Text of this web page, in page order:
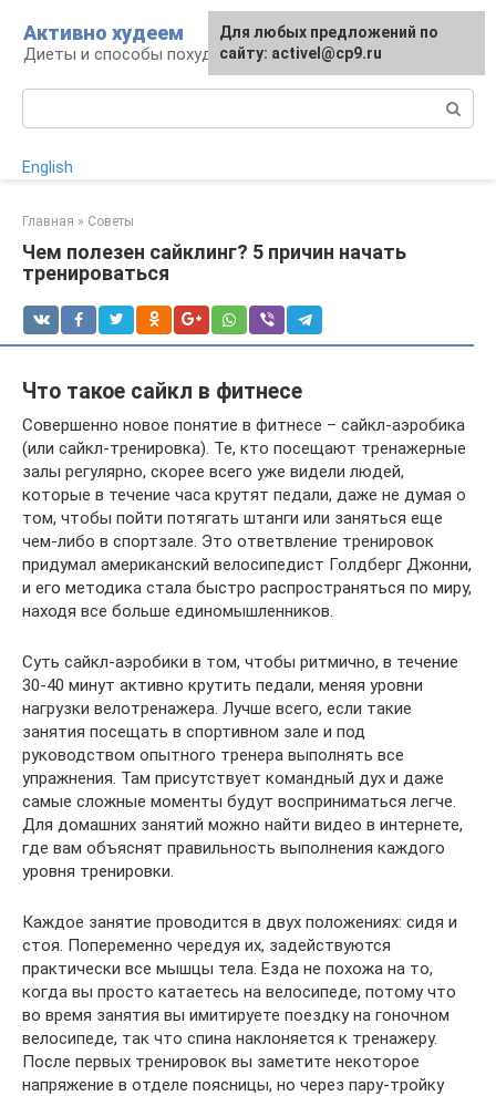
контенту
Активно худеем
Диеты и способы похудения
English
Главная » Советы
Чем полезен сайклинг? 5 причин начать
тренироваться
Что такое сайкл в фитнесе
Совершенно новое понятие в фитнесе – сайкл-аэробика
(или сайкл-тренировка). Те, кто посещают тренажерные
залы регулярно, скорее всего уже видели людей,
которые в течение часа крутят педали, даже не думая о
том, чтобы пойти потягать штанги или заняться еще
чем-либо в спортзале. Это ответвление тренировок
придумал американский велосипедист Голдберг Джонни,
и его методика стала быстро распространяться по миру,
находя все больше единомышленников.
Суть сайкл-аэробики в том, чтобы ритмично, в течение
30-40 минут активно крутить педали, меняя уровни
нагрузки велотренажера. Лучше всего, если такие
занятия посещать в спортивном зале и под
руководством опытного тренера выполнять все
упражнения. Там присутствует командный дух и даже
самые сложные моменты будут восприниматься легче.
Для домашних занятий можно найти видео в интернете,
где вам объяснят правильность выполнения каждого
уровня тренировки.
Каждое занятие проводится в двух положениях: сидя и
стоя. Попеременно чередуя их, задействуются
практически все мышцы тела. Езда не похожа на то,
когда вы просто катаетесь на велосипеде, потому что
во время занятия вы имитируете поездку на гоночном
велосипеде, так что спина наклоняется к тренажеру.
После первых тренировок вы заметите некоторое
напряжение в отделе поясницы, но через пару-тройку
Для любых предложений по
сайту: activel@cp9.ru